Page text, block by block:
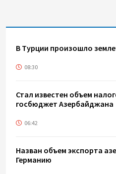
В Турции произошло
08:30
Стал известен объем
госбюджет Азербайджана
06:42
Назван объем экспорта
Германию